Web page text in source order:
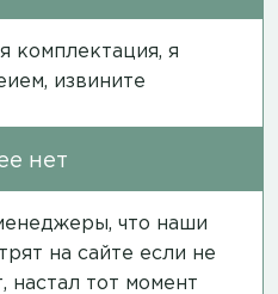
комплектация, я
извините
нет
что наши
на сайте если не
настал тот момент